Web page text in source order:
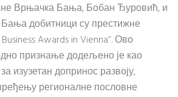
Врњачка Бања, Бобан Ђуровић, и
добитници су престижне
Awards in Vienna“. Ово
признање додељено је као
изузетан допринос развоју,
регионалне пословне